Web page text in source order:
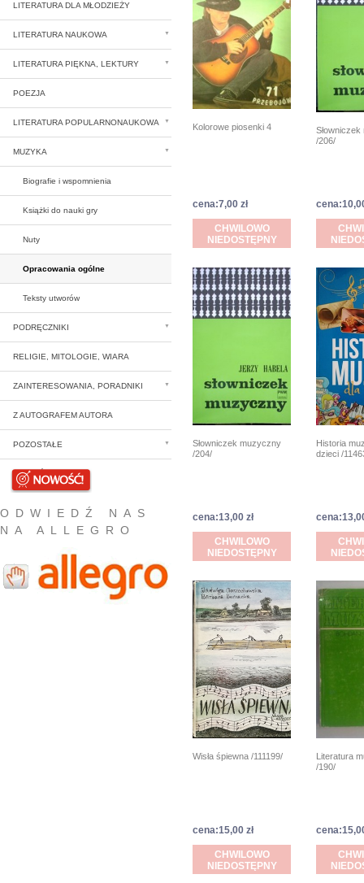
LITERATURA DLA MŁODZIEŻY
LITERATURA NAUKOWA
LITERATURA PIĘKNA, LEKTURY
POEZJA
LITERATURA POPULARNONAUKOWA
MUZYKA
Biografie i wspomnienia
Książki do nauki gry
Nuty
Opracowania ogólne
Teksty utworów
PODRĘCZNIKI
RELIGIE, MITOLOGIE, WIARA
ZAINTERESOWANIA, PORADNIKI
Z AUTOGRAFEM AUTORA
POZOSTAŁE
NOWOŚCI
ODWIEDŹ NAS
NA ALLEGRO
Kolorowe piosenki 4
cena:7,00 zł
CHWILOWO
NIEDOSTĘPNY
/206/
Słowniczek muzyczny
/204/
cena:13,00 zł
CHWILOWO
NIEDOSTĘPNY
Historia
dzieci /
Wisła śpiewna /111199/
cena:15,00 zł
CHWILOWO
NIEDOSTĘPNY
Literatura
/190/